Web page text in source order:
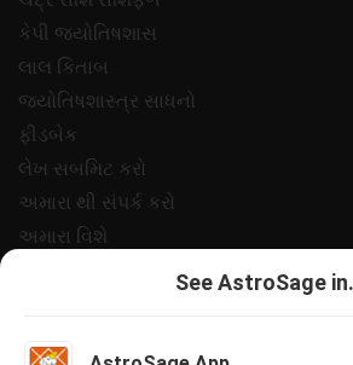
કેપી જ્યોતિષશાસ
લાલ કિતાબ
જ્યોતિષશાસ્ત્ર સાધનો
ફીડબેક
લેખ સબમિટ કરો
અમારા થી સંપર્ક કરો
અમારા વિશે
See AstroSage